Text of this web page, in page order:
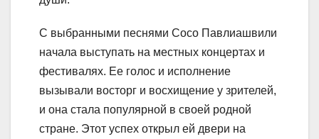
С выбранными песнями Сосо Павлиашвили
начала выступать на местных концертах и
фестивалях. Ее голос и исполнение
вызывали восторг и восхищение у зрителей,
и она стала популярной в своей родной
стране. Этот успех открыл ей двери на